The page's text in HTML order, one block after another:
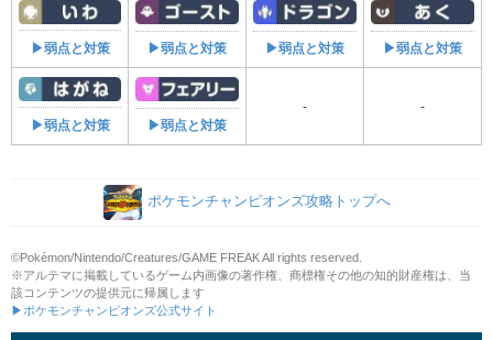
▶弱点と対策 ▶弱点と対策 ▶弱点と対策 ▶弱点と対策
▶弱点と対策 ▶弱点と対策
- -
ポケモンチャンピオンズ攻略トップへ
©Pokémon/Nintendo/Creatures/GAME FREAK All rights reserved.
※アルテマに掲載しているゲーム内画像の著作権、商標権その他の知的財産権は、当
該コンテンツの提供元に帰属します
▶ポケモンチャンピオンズ公式サイト